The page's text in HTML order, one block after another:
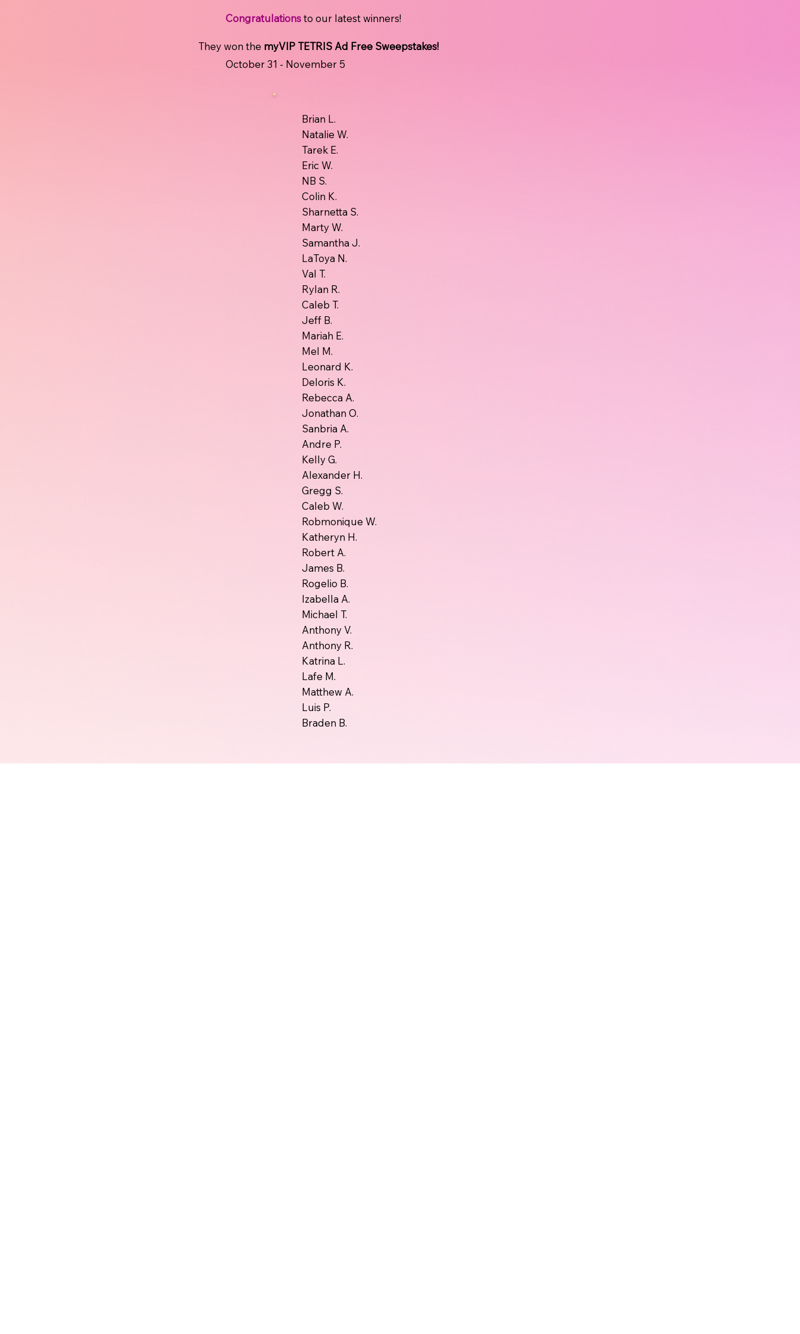
Congratulationsto our latest winners!
They won the myVIP TETRIS Ad Free Sweepstakes!
October 31 - November 5
Brian L.
Natalie W.
Tarek E.
Eric W.
NB S.
Colin K.
Sharnetta S.
Marty W.
Samantha J.
LaToya N.
Val T.
Rylan R.
Caleb T.
Jeff B.
Mariah E.
Mel M.
Leonard K.
Deloris K.
Rebecca A.
Jonathan O.
Sanbria A.
Andre P.
Kelly G.
Alexander H.
Gregg S.
Caleb W.
Robmonique W.
Katheryn H.
Robert A.
James B.
Rogelio B.
Izabella A.
Michael T.
Anthony V.
Anthony R.
Katrina L.
Lafe M.
Matthew A.
Luis P.
Braden B.